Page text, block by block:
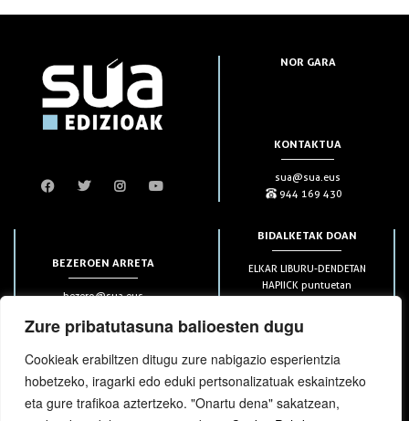
Zure pribatutasuna balioesten dugu
Cookieak erabiltzen ditugu zure nabigazio esperientzia
hobetzeko, iragarki edo eduki pertsonalizatuak eskaintzeko
eta gure trafikoa aztertzeko. "Onartu dena" sakatzean,
NOR GARA
KONTAKTUA
sua@sua.eus
944 169 430
BEZEROEN ARRETA
bezero@sua.eus
HARPIDETZAK
BIDALKETAK DOAN
ELKAR LIBURU-DENDETAN
HAPIICK puntuetan
(soilik penintsulan)